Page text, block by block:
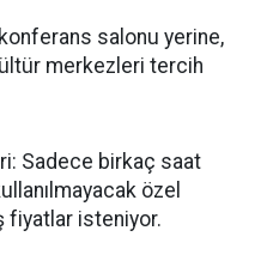
salonu yerine,
merkezleri tercih
Sadece birkaç saat
özel
fiyatlar isteniyor.